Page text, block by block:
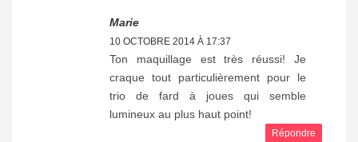
Marie
10 OCTOBRE 2014 À 17:37
Ton maquillage est très réussi! Je
craque tout particulièrement pour le
trio de fard à joues qui semble
lumineux au plus haut point!
Répondre